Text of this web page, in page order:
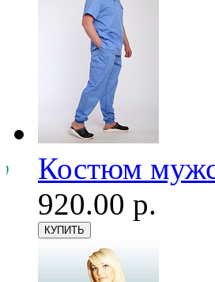
Костюм
920.00 р.